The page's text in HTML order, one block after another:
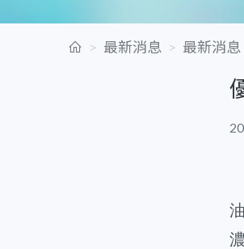
最新消息 最新消息